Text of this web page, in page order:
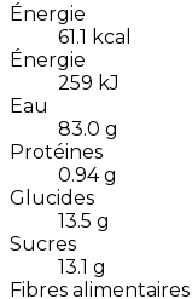
Énergie
61.1 kcal
Énergie
259 kJ
Eau
83.0 g
Protéines
0.94 g
Glucides
13.5 g
Sucres
13.1 g
Fibres alimentaires